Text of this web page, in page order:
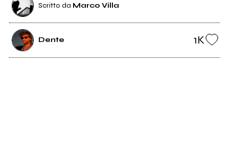
Scritto da Marco Villa
Dente 1K